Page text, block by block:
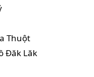
Thuột
Đăk Lăk